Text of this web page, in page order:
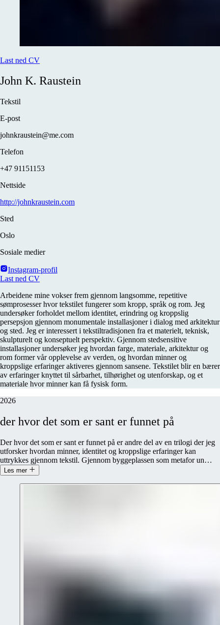
Last ned CV
John K. Raustein
Tekstil
E-post
johnkraustein@me.com
Telefon
+47 91151153
Nettside
http://johnkraustein.com
Sted
Oslo
Sosiale medier
Instagram-profil
Last ned CV
Arbeidene mine vokser frem gjennom langsomme, repetitive
sømprosesser hvor tekstilet fungerer som kropp, språk og rom. Jeg
undersøker forholdet mellom identitet, erindring og kroppslig
persepsjon gjennom monumentale installasjoner i dialog med arkitektur
og sted. Jeg er interessert i tekstiltradisjonen fra et materielt, teknisk,
skulpturelt og konseptuelt perspektiv. Gjennom stedsensitive
installasjoner undersøker jeg hvordan farge, materiale, arkitektur og
rom former vår opplevelse av verden, og hvordan minner og
kroppslige erfaringer aktiveres gjennom sansene. Tekstilet blir en bærer
av erfaringer knyttet til sårbarhet, tilhørighet og utenforskap, og et
materiale hvor minner kan få fysisk form.
2026
der hvor det som er sant er funnet på
Der hvor det som er sant er funnet på er andre del av en trilogi der jeg
utforsker hvordan minner, identitet og kroppslige erfaringer kan
uttrykkes gjennom tekstil. Gjennom byggeplassen som metafor un…
Les mer